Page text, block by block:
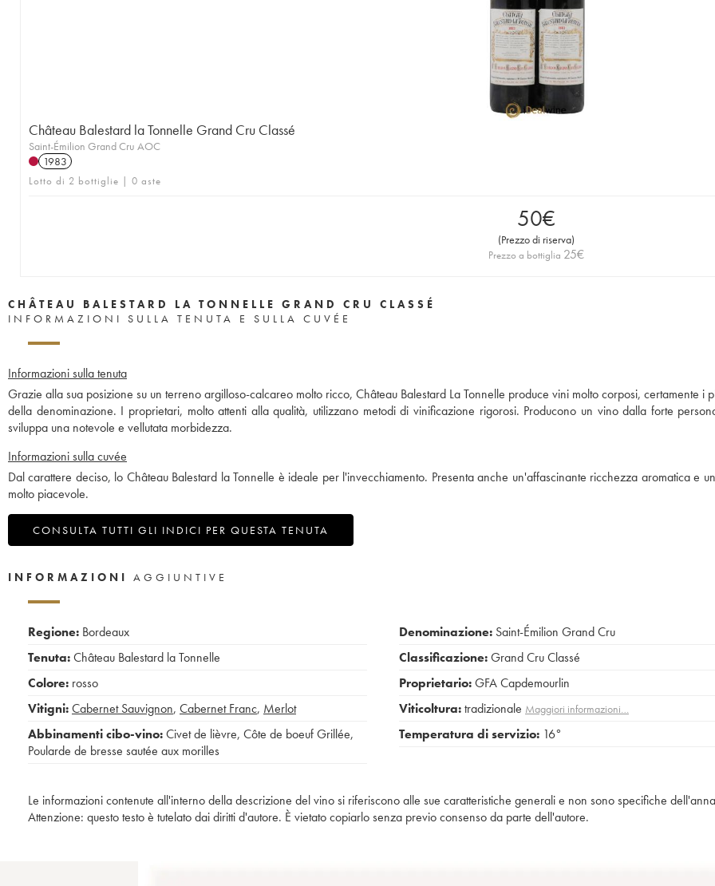
Château Balestard la Tonnelle Grand Cru Classé
Saint-Émilion Grand Cru AOC
1983
Lotto di 2 bottiglie | 0 aste
50€
(Prezzo di riserva)
Prezzo a bottiglia 25€
CHÂTEAU BALESTARD LA TONNELLE GRAND CRU CLASSÉ
INFORMAZIONI SULLA TENUTA E SULLA CUVÉE
Informazioni sulla tenuta
Grazie alla sua posizione su un terreno argilloso-calcareo molto ricco, Château Balestard La Tonnelle produce vini molto corposi, certamente i
della denominazione. I proprietari, molto attenti alla qualità, utilizzano metodi di vinificazione rigorosi. Producono un vino dalla forte
sviluppa una notevole e vellutata morbidezza.
Informazioni sulla cuvée
Dal carattere deciso, lo Château Balestard la Tonnelle è ideale per l'invecchiamento. Presenta anche un'affascinante ricchezza aromatica e
molto piacevole.
CONSULTA TUTTI GLI INDICI PER QUESTA TENUTA
INFORMAZIONI AGGIUNTIVE
Regione: Bordeaux
Tenuta:Château Balestard la Tonnelle
Colore: rosso
Vitigni:Cabernet Sauvignon, Cabernet Franc, Merlot
Abbinamenti cibo-vino:Civet de lièvre, Côte de boeuf Grillée,
Poularde de bresse sautée aux morilles
Denominazione: Saint-Émilion Grand Cru
Classificazione:Grand Cru Classé
Proprietario:GFA Capdemourlin
Viticoltura:tradizionale Maggiori informazioni…
Temperatura di servizio: 16°
Le informazioni contenute all'interno della descrizione del vino si riferiscono alle sue caratteristiche generali e non sono specifiche
Attenzione: questo testo è tutelato dai diritti d'autore. È vietato copiarlo senza previo consenso da parte dell'autore.